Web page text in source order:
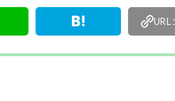
URL